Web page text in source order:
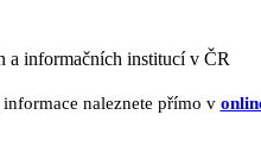
a informačních institucí v ČR
naleznete přímo v